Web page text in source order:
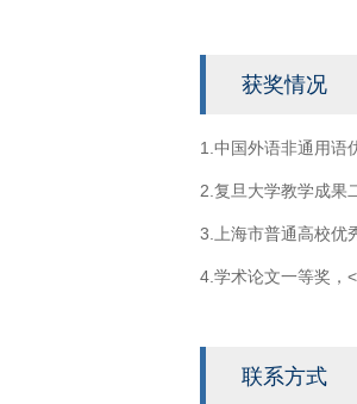
获奖情况
1.中国外语非通用语
2.复旦大学教学成果
3.上海市普通高校优
4.学术论文一等奖，
联系方式